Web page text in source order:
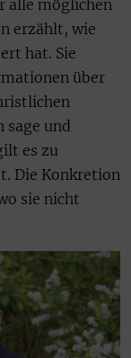
alle möglichen
erzählt, wie
hat. Sie
über
sage und
es zu
Die Konkretion
sie nicht